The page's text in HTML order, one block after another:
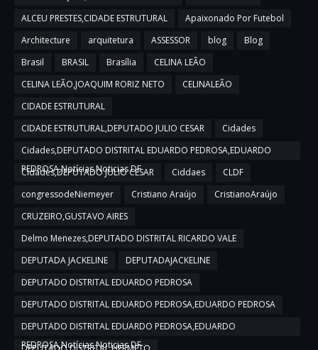
ALCEU PRESTES,CIDADE ESTRUTURAL
Apaixonado Por Futebol
Architecture
arquitetura ASSESSOR blog
Blog
Brasil
BRASIL Brasília
CELINA LEÃO
CELINA LEÃO,JOAQUIM RORIZ NETO
CELINALEÃO
CIDADE ESTRUTURAL
CIDADE ESTRUTURAL,DEPUTADO JULIO CESAR
Cidades
Cidades,DEPUTADO DISTRITAL EDUARDO PEDROSA,EDUARDO
PEDROSA,Notícias,Noticias DF
Cidades,DEPUTADO JULIO CESAR Ciddaes
CLDF
congressodeNiemeyer
Cristiano Araújo
CristianoAraújo
CRUZEIRO,GUSTAVO AIRES
Delmo Menezes,DEPUTADO DISTRITAL RICARDO VALE
DEPUTADA JACKELINE
DEPUTADAJACKELINE
DEPUTADO DISTRITAL EDUARDO PEDROSA
DEPUTADO DISTRITAL EDUARDO PEDROSA,EDUARDO PEDROSA
DEPUTADO DISTRITAL EDUARDO PEDROSA,EDUARDO
PEDROSA,Notícias,Noticias DF